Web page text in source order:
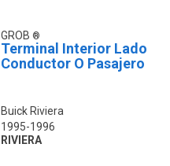
GROB
Terminal Interior Lado
Conductor O Pasajero
Buick Riviera
1995-1996
RIVIERA